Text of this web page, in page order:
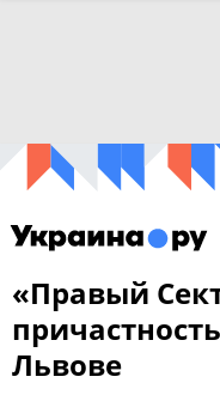
«Правый
Львове